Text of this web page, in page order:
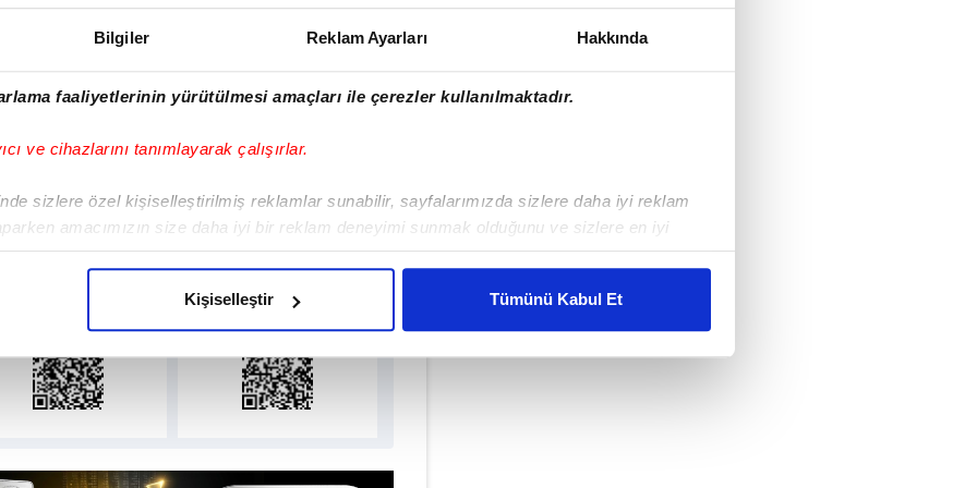
Bilgiler Reklam Ayarları Hakkında
faaliyetlerinin yürütülmesi amaçları ile çerezler kullanılmaktadır.
ve cihazlarını tanımlayarak çalışırlar.
sizlere özel kişiselleştirilmiş reklamlar sunabilir, sayfalarımızda sizlere daha iyi reklam
amacımızın size daha iyi bir reklam deneyimi sunmak olduğunu ve sizlere en iyi
gelen çabayı gösterdiğimizi ve bu noktada, reklamların maliyetlerimizi karşılamak
izin vermedikleri takdirde, kullanıcılara hedefli reklamlar gösterilmeyecektir."
için İnternet Sitemizde kendimize ve üçüncü kişilere ait çerezler kullanılmaktadır. Bu
verileriniz işlenmekte olup gerekli olan çerezler bilgi toplumu hizmetlerinin sunulması
Kişiselleştir Tümünü Kabul Et
Haber Girişi
Korkusuz - Editör
İndirin
Keşfedin!